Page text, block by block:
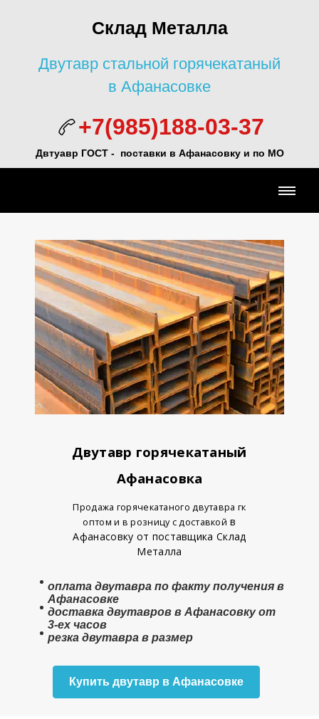
Склад Металла
Двутавр стальной горячекатаный
в Афанасовке
+7(985)188-03-37
Двтуавр ГОСТ - поставки в Афанасовку и по МО
Двутавр горячекатаный
Афанасовка
Продажа горячекатаного двутавра гк
оптом и в розницу с доставкой в
Афанасовку от поставщика Склад
Металла
оплата двутавра по факту получения в
Афанасовке
доставка двутавров в Афанасовку от
3-ех часов
резка двутавра в размер
Купить двутавр в Афанасовке